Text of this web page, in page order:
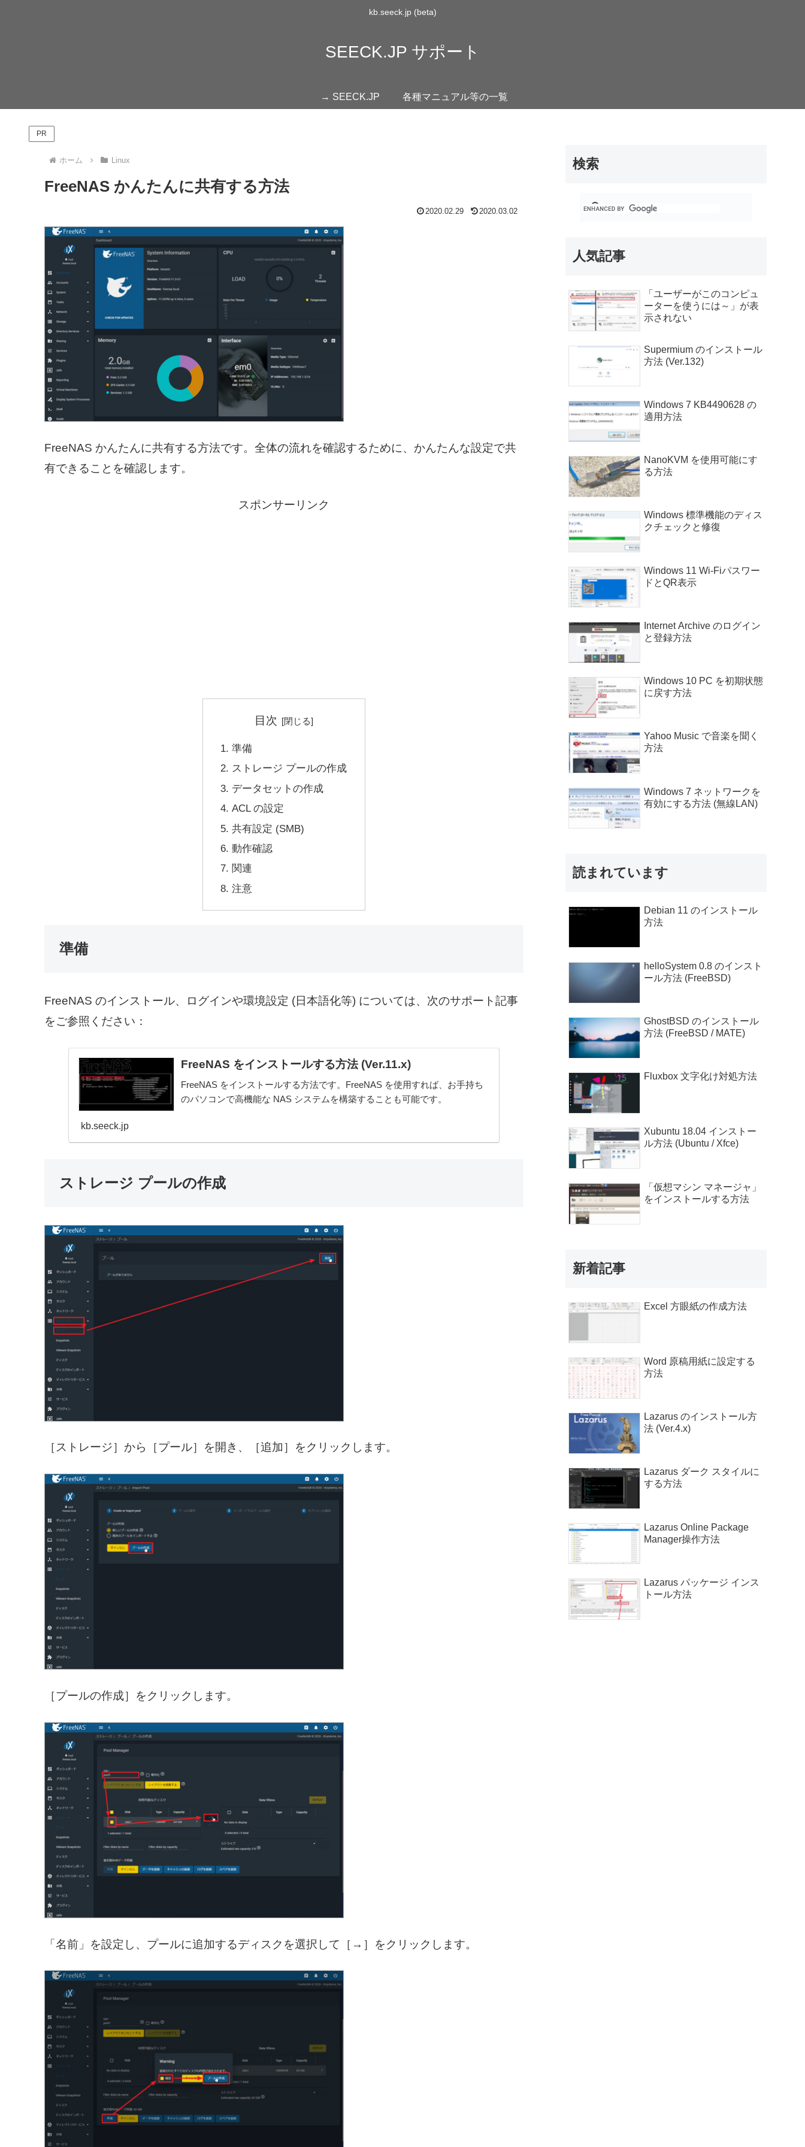
kb.seeck.jp (beta)
SEECK.JP サポート
→ SEECK.JP 各種マニュアル等の一覧
PR
ホーム Linux
FreeNAS かんたんに共有する方法
2020.02.29 2020.03.02
FreeNAS かんたんに共有する方法です。全体の流れを確認するために、かんたんな設定で共
有できることを確認します。
スポンサーリンク
目次
準備
ストレージ プールの作成
データセットの作成
ACL の設定
共有設定 (SMB)
動作確認
関連
注意
準備
FreeNAS のインストール、ログインや環境設定 (日本語化等) については、次のサポート記事
をご参照ください：
FreeNAS をインストールする方法 (Ver.11.x)
FreeNAS をインストールする方法です。FreeNAS を使用すれば、お手持ち
のパソコンで高機能な NAS システムを構築することも可能です。
kb.seeck.jp
ストレージ プールの作成
［ストレージ］から［プール］を開き、［追加］をクリックします。
［プールの作成］をクリックします。
「名前」を設定し、プールに追加するディスクを選択して［→］をクリックします。
検索
人気記事
「ユーザーがこのコンピュ
ーターを使うには～」が表
示されない
Supermium のインストール
方法 (Ver.132)
Windows 7 KB4490628 の
適用方法
NanoKVM を使用可能にす
る方法
Windows 標準機能のディス
クチェックと修復
Windows 11 Wi-Fiパスワー
ドとQR表示
Internet Archive のログイン
と登録方法
Windows 10 PC を初期状態
に戻す方法
Yahoo Music で音楽を聞く
方法
Windows 7 ネットワークを
有効にする方法 (無線LAN)
読まれています
Debian 11 のインストール
方法
helloSystem 0.8 のインスト
ール方法 (FreeBSD)
GhostBSD のインストール
方法 (FreeBSD / MATE)
Fluxbox 文字化け対処方法
Xubuntu 18.04 インストー
ル方法 (Ubuntu / Xfce)
「仮想マシン マネージャ」
をインストールする方法
新着記事
Excel 方眼紙の作成方法
Word 原稿用紙に設定する
方法
Lazarus のインストール方
法 (Ver.4.x)
Lazarus ダーク スタイルに
する方法
Lazarus Online Package
Manager操作方法
Lazarus パッケージ インス
トール方法